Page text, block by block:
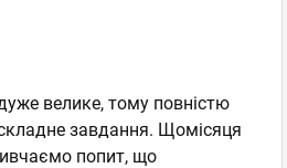
велике, тому повністю
завдання. Щомісяця
попит, що